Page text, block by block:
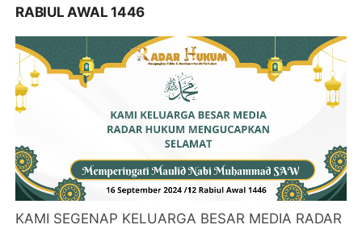
RABIUL AWAL 1446
KAMI SEGENAP KELUARGA BESAR MEDIA RADAR